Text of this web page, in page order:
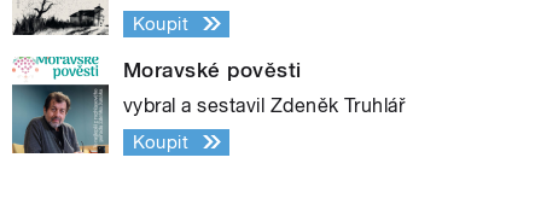
Koupit
Moravské pověsti
vybral a sestavil Zdeněk Truhlář
Koupit